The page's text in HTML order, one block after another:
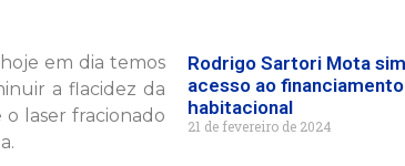
em dia temos
a flacidez da
laser fracionado
Rodrigo Sartori Mota
acesso ao financiamento
habitacional
21 de fevereiro de 2024